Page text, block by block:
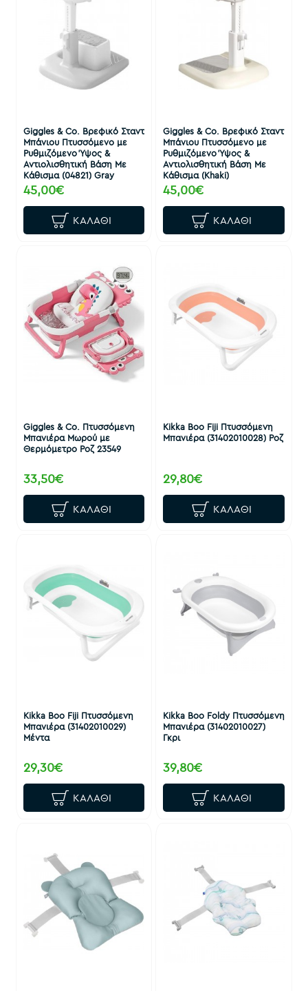
Giggles & Co. Βρεφικό Σταντ
Μπάνιου Πτυσσόμενο με
Ρυθμιζόμενο Ύψος &
Αντιολισθητική Βάση Με
Κάθισμα (04821) Gray
45,00€
ΚΑΛΆΘΙ
Giggles & Co. Βρεφικό Σταντ
Μπάνιου Πτυσσόμενο με
Ρυθμιζόμενο Ύψος &
Αντιολισθητική Βάση Με
Κάθισμα (Khaki)
45,00€
ΚΑΛΆΘΙ
Giggles & Co. Πτυσσόμενη
Μπανιέρα Μωρού με
Θερμόμετρο Ροζ 23549
33,50€
ΚΑΛΆΘΙ
Kikka Boo Fiji Πτυσσόμενη
Μπανιέρα (31402010028) Ροζ
29,80€
ΚΑΛΆΘΙ
Kikka Boo Fiji Πτυσσόμενη
Μπανιέρα (31402010029)
Μέντα
29,30€
ΚΑΛΆΘΙ
Kikka Boo Foldy Πτυσσόμενη
Μπανιέρα (31402010027)
Γκρι
39,80€
ΚΑΛΆΘΙ